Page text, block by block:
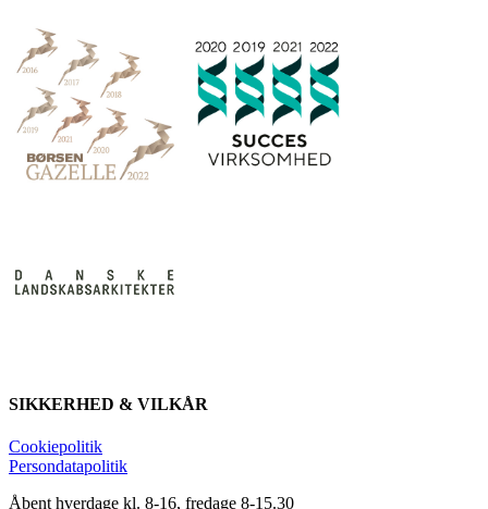
SIKKERHED & VILKÅR
Cookiepolitik
Persondatapolitik
Åbent hverdage kl. 8-16, fredage 8-15.30